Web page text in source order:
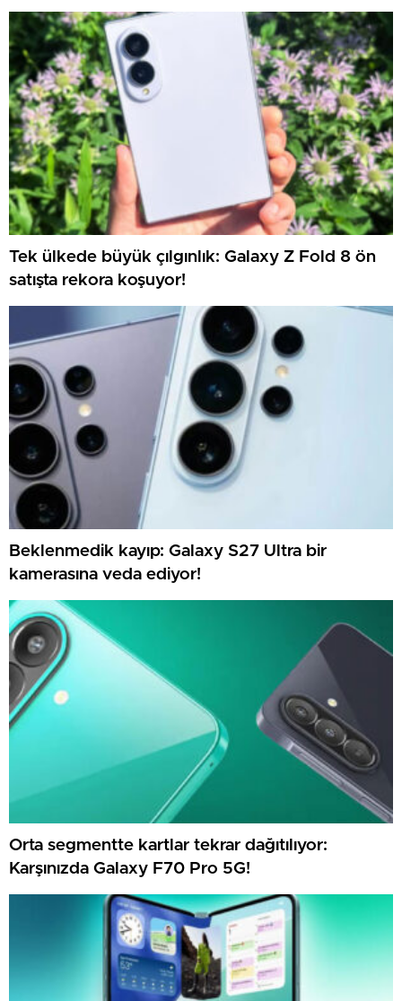
Tek ülkede büyük çılgınlık: Galaxy Z Fold 8 ön
satışta rekora koşuyor!
Beklenmedik kayıp: Galaxy S27 Ultra bir
kamerasına veda ediyor!
Orta segmentte kartlar tekrar dağıtılıyor:
Karşınızda Galaxy F70 Pro 5G!